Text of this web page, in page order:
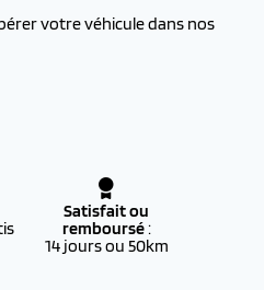
votre véhicule dans nos
Satisfait ou
remboursé:
14 jours ou 50km